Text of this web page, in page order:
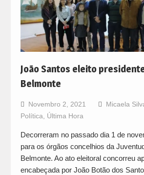
João Santos eleito
Belmonte
Novembro 2, 2021 Micaela
Política, Última Hora
Decorreram no passado dia 1 de
para os órgãos concelhios da
Belmonte. Ao ato eleitoral concorreu
encabeçada por João Botão dos